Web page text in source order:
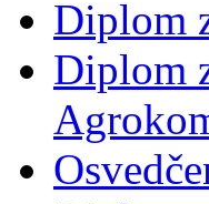
Diplom
Diplom